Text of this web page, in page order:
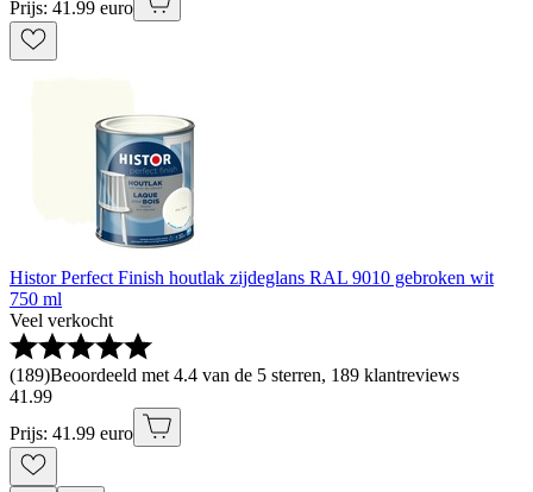
Prijs: 41.99 euro
Histor Perfect Finish houtlak zijdeglans RAL 9010 gebroken wit
750 ml
Veel verkocht
(189)Beoordeeld met 4.4 van de 5 sterren, 189 klantreviews
41 .99
Prijs: 41.99 euro